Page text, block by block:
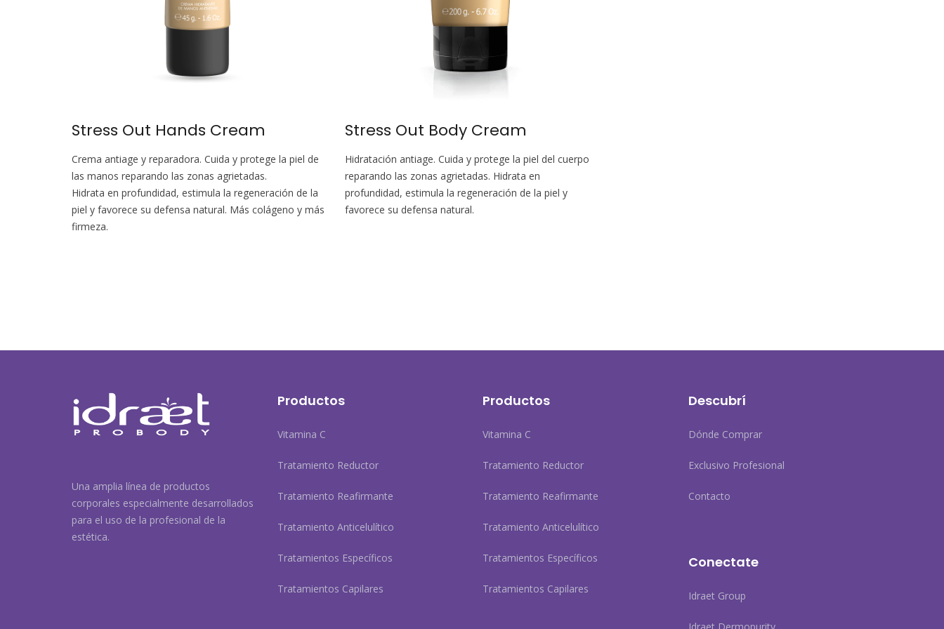
Stress Out Hands Cream
Crema antiage y reparadora. Cuida y protege la piel de
las manos reparando las zonas agrietadas.
Hidrata en profundidad, estimula la regeneración de la
piel y favorece su defensa natural. Más colágeno y más
firmeza.
Stress Out Body Cream
Hidratación antiage. Cuida y protege la piel del cuerpo
reparando las zonas agrietadas. Hidrata en
profundidad, estimula la regeneración de la piel y
favorece su defensa natural.
Una amplia línea de productos
corporales especialmente desarrollados
para el uso de la profesional de la
estética.
Productos
Vitamina C
Tratamiento Reductor
Tratamiento Reafirmante
Tratamiento Anticelulítico
Tratamientos Específicos
Tratamientos Capilares
Productos
Vitamina C
Tratamiento Reductor
Tratamiento Reafirmante
Tratamiento Anticelulítico
Tratamientos Específicos
Tratamientos Capilares
Descubrí
Dónde Comprar
Exclusivo Profesional
Contacto
Conectate
Idraet Group